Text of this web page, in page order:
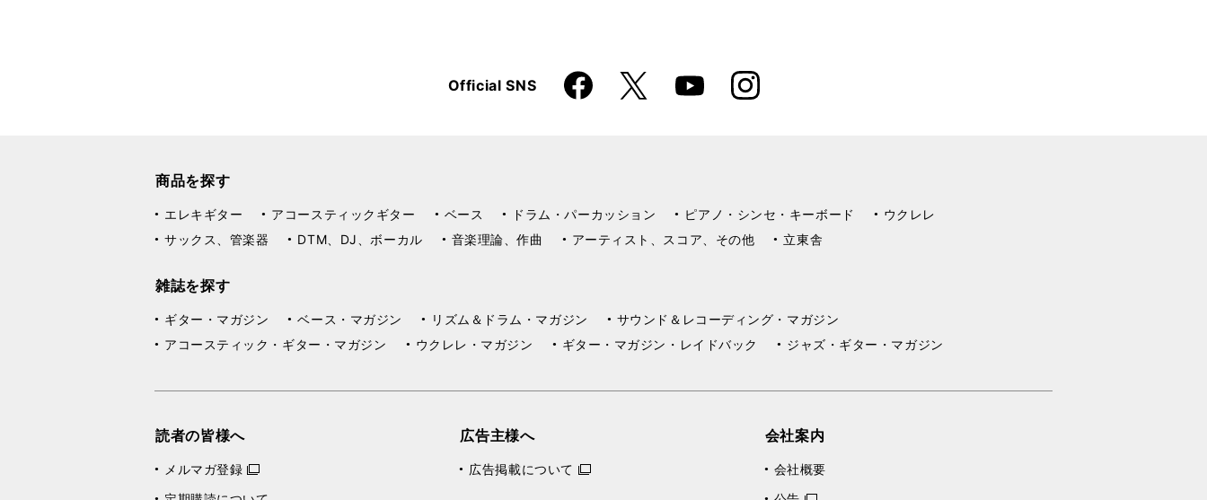
Official SNSFaceboo
k
X YouTube Instagra
m
商品を探す
エレキギター アコースティックギター ベース ドラム・パーカッション ピアノ・シンセ・キーボード
ウクレレ
サックス、管楽器
DTM、DJ、ボーカル 音楽理論、作曲 アーティスト、スコア、その他 立東舎
雑誌を探す
ギター・マガジン ベース・マガジン リズム＆ドラム・マガジン
サウンド＆レコーディング・マガジン
アコースティック・ギター・マガジン
ウクレレ・マガジン ギター・マガジン・レイドバック ジャズ・ギター・マガジン
読者の皆様へ
メルマガ登録
広告主様へ
広告掲載について
会社案内
会社概要